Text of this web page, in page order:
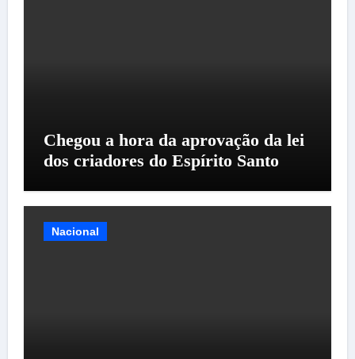
Chegou a hora da aprovação da lei
dos criadores do Espírito Santo
Nacional